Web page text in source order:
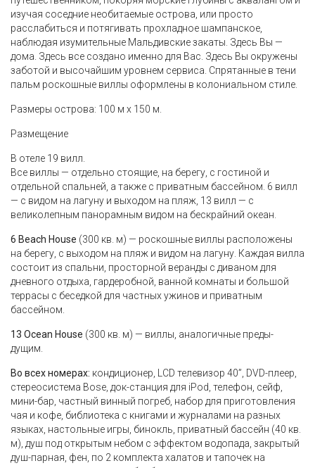
изучая соседние необитаемые острова, или просто
расслабиться и потягивать прохладное шампанское,
наблюдая изумительные Мальдивские закаты. Здесь Вы —
дома. Здесь все создано именно для Вас. Здесь Вы окружены
заботой и высочайшим уровнем сервиса. Спрятанные в тени
пальм роскошные виллы оформлены в колониальном стиле.
Размеры острова: 100 м х 150 м.
Размещение
В отеле 19 вилл.
Все виллы — отдельно стоящие, на берегу, с гостиной и
отдельной спальней, а также с приватным бассейном. 6 вилл
— с видом на лагуну и выходом на пляж, 13 вилл — с
великолепным панорамным видом на бескрайний океан.
6 Beach House (300 кв. м) — роскошные виллы расположены
на берегу, с выходом на пляж и видом на лагуну. Каждая вилла
состоит из спальни, просторной веранды с диваном для
дневного отдыха, гардеробной, ванной комнаты и большой
террасы с беседкой для частных ужинов и приватным
бассейном.
13 Ocean House (300 кв. м) — виллы, аналогичные преды-
дущим.
Во всех номерах: кондиционер, LCD телевизор 40”, DVD-плеер,
стереосистема Bose, док-станция для iPod, телефон, сейф,
мини-бар, частный винный погреб, набор для приготовления
чая и кофе, библиотека с книгами и журналами на разных
языках, настольные игры, бинокль, приватный бассейн (40 кв.
м), душ под открытым небом с эффектом водопада, закрытый
душ-парная, фен, по 2 комплекта халатов и тапочек на